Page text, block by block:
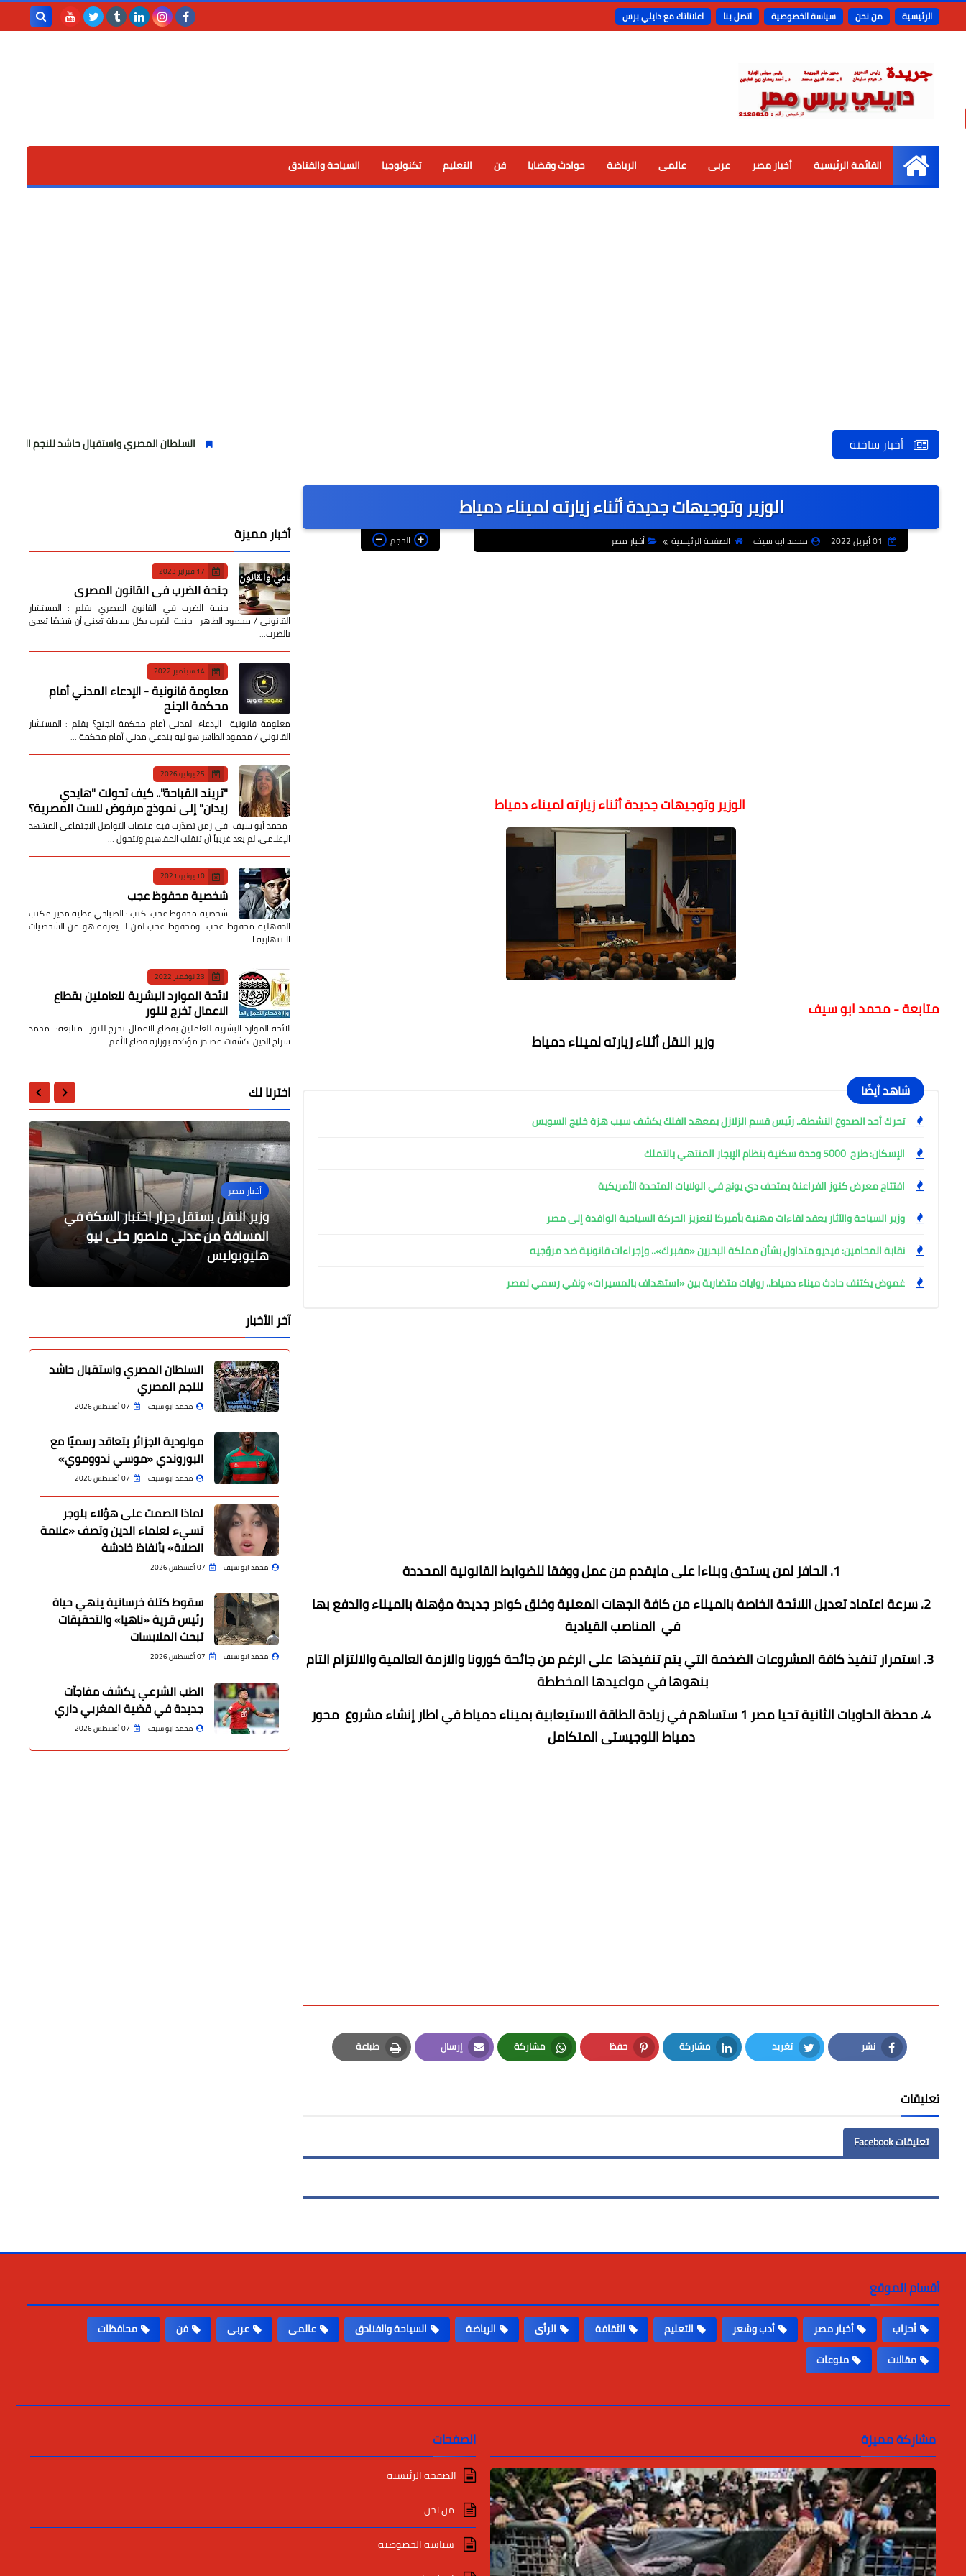
الرئيسية من نحن سياسة الخصوصية اتصل بنا اعلاناتك مع دايلي برس
الرئيسية
القائمة الرئيسية أخبار مصر عربى عالمى الرياضة حوادث وقضايا فن التعليم تكنولوجيا السياحة والفنادق
أخبار ساخنة السلطان المصري واستقبال حاشد للنجم المصري
الوزير وتوجيهات جديدة أثناء زيارته لميناء دمياط
محمد ابو سيف الصفحة الرئيسية أخبار مصر الحجم
الوزير وتوجيهات جديدة أثناء زيارته لميناء دمياط
متابعة - محمد ابو سيف
وزير النقل أثناء زيارته لميناء دمياط
شاهد أيضًا
تحرك أحد الصدوع النشطة.. رئيس قسم الزلازل بمعهد الفلك يكشف سبب هزة خليج السويس
الإسكان: طرح 5000 وحدة سكنية بنظام الإيجار المنتهي بالتملك
افتتاح معرض كنوز الفراعنة بمتحف دي يونج في الولايات المتحدة الأمريكية
وزير السياحة والآثار يعقد لقاءات مهنية بأميركا لتعزيز الحركة السياحية الوافدة إلى مصر
نقابة المحامين: فيديو متداول بشأن مملكة البحرين «مفبرك».. وإجراءات قانونية ضد مروّجيه
غموض يكتنف حادث ميناء دمياط.. روايات متضاربة بين «استهداف بالمسيرات» ونفي رسمي لمصر
1. الحافز لمن يستحق وبناءا على مايقدم من عمل ووفقا للضوابط القانونية المحددة
2. سرعة اعتماد تعديل اللائحة الخاصة بالميناء من كافة الجهات المعنية وخلق كوادر جديدة مؤهلة بالميناء والدفع بها
في المناصب القيادية
3. استمرار تنفيذ كافة المشروعات الضخمة التي يتم تنفيذها على الرغم من جائحة كورونا والازمة العالمية والالتزام التام
بنهوها في مواعيدها المخططة
4. محطة الحاويات الثانية تحيا مصر 1 ستساهم في زيادة الطاقة الاستيعابية بميناء دمياط في اطار إنشاء مشروع محور
دمياط اللوجيستى المتكامل
نشر
Facebook
تغريد
Twitter
مشاركة
LinkedIn
حفظ
Pinterest
مشاركة
Whatsapp
إرسال
Email
طباعة
Print
تعليقات
تعليقات Facebook
أخبار مميزة
17 فبراير 2023
جنحة الضرب في القانون المصري
جنحة الضرب في القانون المصري بقلم : المستشار
القانوني / محمود الطاهر جنحة الضرب بكل بساطة تعني أن شخصًا تعدى
بالضرب…
14 سبتمبر 2022
معلومة قانونية - الإدعاء المدني أمام
محكمة الجنح
معلومة قانونية الإدعاء المدني أمام محكمة الجنح؟ بقلم : المستشار
القانوني / محمود الطاهر هو ليه بندعي مدني أمام محكمة …
25 يوليو 2026
​"تريند القباحة".. كيف تحولت "هايدي
زيدان" إلى نموذج مرفوض للست المصرية؟
​ محمد أبو سيف ​في زمن تصدّرت فيه منصات التواصل الاجتماعي المشهد
الإعلامي، لم يعد غريباً أن تنقلب المفاهيم وتتحول …
10 يونيو 2021
شخصية محفوظ عجب
شخصية محفوظ عجب كتب : الصباحي عطية مدير مكتب
الدقهلية محفوظ عجب ومحفوظ عجب لمن لا يعرفه هو من الشخصيات
الانتهازية ا…
23 نوفمبر 2022
لائحة الموارد البشرية للعاملين بقطاع
الاعمال تخرج للنور
لائحة الموارد البشرية للعاملين بقطاع الاعمال تخرج للنور متابعه:- محمد
سراج الدين كشفت مصادر مؤكدة بوزارة قطاع الأعم…
اخترنا لك
أخبار مصر
وزير النقل يستقل جرار اختبار السكة في
المسافة من عدلي منصور حتى نيو
هليوبوليس
أخبار مصر
وزير التعليم العالي يتفقد التجهيزات
الخاصة بالمبنى الجنوبي للمعهد القومي
للأورام
محافظات
إزالة 426حالة تعدِ على أملاك الدولة ضمن
الموجة الـ18 بكفر الشيخ
الرياضة
لاماركوس الدريدج يصل الى ال20000
نقطة
محافظات
مستقبل وطن بأسيوط يلتقي نواب
وقيادات وكوادر الحزب بأبوتيج وصدفا
والغنايم
آخر الأخبار
السلطان المصري واستقبال حاشد
للنجم المصري
محمد ابو سيف 07 أغسطس 2026
مولودية الجزائر يتعاقد رسميًا مع
البوروندي «موسي ندووموي»
محمد ابو سيف 07 أغسطس 2026
لماذا الصمت على هؤلاء بلوجر
تسيء لعلماء الدين وتصف «علامة
الصلاة» بألفاظ خادشة
محمد ابو سيف 07 أغسطس 2026
سقوط كتلة خرسانية ينهي حياة
رئيس قرية «ناهيا» والتحقيقات
تبحث الملابسات
محمد ابو سيف 07 أغسطس 2026
الطب الشرعي يكشف مفاجآت
جديدة في قضية المغربي داري
محمد ابو سيف 07 أغسطس 2026
أقسام الموقع
أحزاب أخبار مصر أدب وشعر التعليم الثقافة الرأى الرياضة السياحة والفنادق عالمى عربى فن
محافظات
مقالات
منوعات
مشاركة مميزة الصفحات
الصفحة الرئيسية
من نحن
سياسة الخصوصية